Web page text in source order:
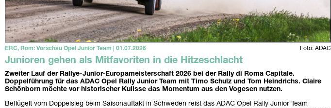
Foto: ADAC
ERC, Rom: Vorschau Opel Junior Team | 01.07.2026
Junioren gehen als Mitfavoriten in die Hitzeschlacht
Zweiter Lauf der Rallye-Junior-Europameisterschaft 2026 bei der Rally di Roma Capitale.
Doppelführung für das ADAC Opel Rally Junior Team mit Timo Schulz und Tom Heindrichs. Claire
Schönborn möchte vor historischer Kulisse das Momentum aus den Vogesen nutzen.
Beflügelt vom Doppelsieg beim Saisonauftakt in Schweden reist das ADAC Opel Rally Junior Team